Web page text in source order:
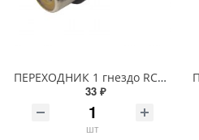
ПЕРЕХОДНИК 1 гнездо RCA - 1 гнездо RCA (монокль) REXANT
33 ₽
шт